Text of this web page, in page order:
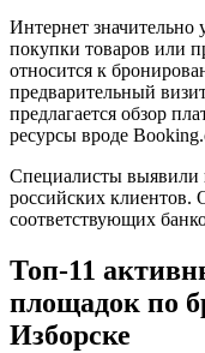
Интернет
покупки товаров или
относится к
предварительный
предлагается обзор
ресурсы вроде
Специалисты
российских клиентов.
соответствующих
Топ-11
площадок по
Изборске